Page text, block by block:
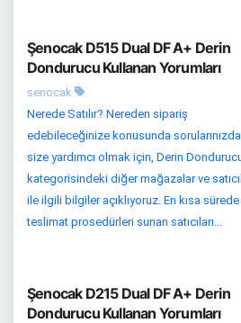
Şenocak D515 Dual DF A+ Derin
Dondurucu Kullanan Yorumları
senocak
Nerede Satılır? Nereden sipariş
edebileceğinize konusunda
size yardımcı olmak için, Derin
kategorisindeki diğer mağazalar ve
ile ilgili bilgiler açıklıyoruz. En kısa sürede
teslimat prosedürleri sunan satıcıları...
Şenocak D215 Dual DF A+ Derin
Dondurucu Kullanan Yorumları